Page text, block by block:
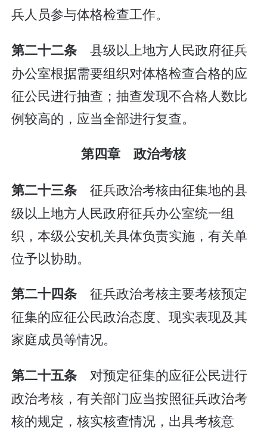
兵人员参与体格检查工作。
第二十二条 县级以上地方人民政府征兵
办公室根据需要组织对体格检查合格的应
征公民进行抽查；抽查发现不合格人数比
例较高的，应当全部进行复查。
第四章 政治考核
第二十三条 征兵政治考核由征集地的县
级以上地方人民政府征兵办公室统一组
织，本级公安机关具体负责实施，有关单
位予以协助。
第二十四条 征兵政治考核主要考核预定
征集的应征公民政治态度、现实表现及其
家庭成员等情况。
第二十五条 对预定征集的应征公民进行
政治考核，有关部门应当按照征兵政治考
核的规定，核实核查情况，出具考核意